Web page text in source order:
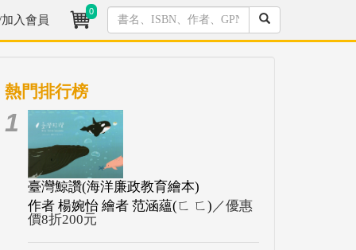
入會員
0
熱門排行榜
1
臺灣鯨讚(海洋廉政教育繪本)
作者 楊婉怡 繪者 范涵蘊(ㄈ ㄈ) ／優惠
價8折200元